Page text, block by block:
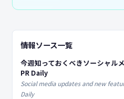
情報ソース一覧
今週知っておくべきソーシャル
PR Daily
Social media updates and new
Daily